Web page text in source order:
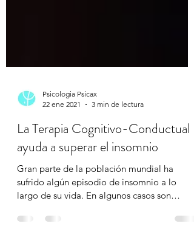
22 ene 2021
3 min de lectura
La Terapia Cognitivo-Conductual
ayuda a superar el insomnio
Gran parte de la población mundial ha
largo de su vida. En algunos casos son